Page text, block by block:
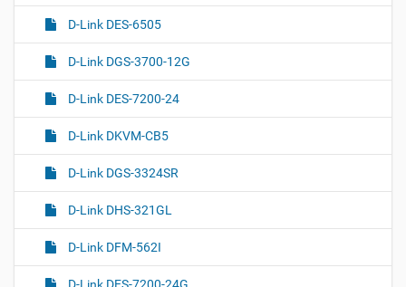
D-Link DES-6505
D-Link DGS-3700-12G
D-Link DES-7200-24
D-Link DKVM-CB5
D-Link DGS-3324SR
D-Link DHS-321GL
D-Link DFM-562I